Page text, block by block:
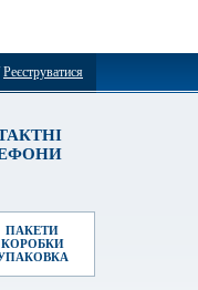
Реєструватися
ПАКЕТИ
КОРОБКИ